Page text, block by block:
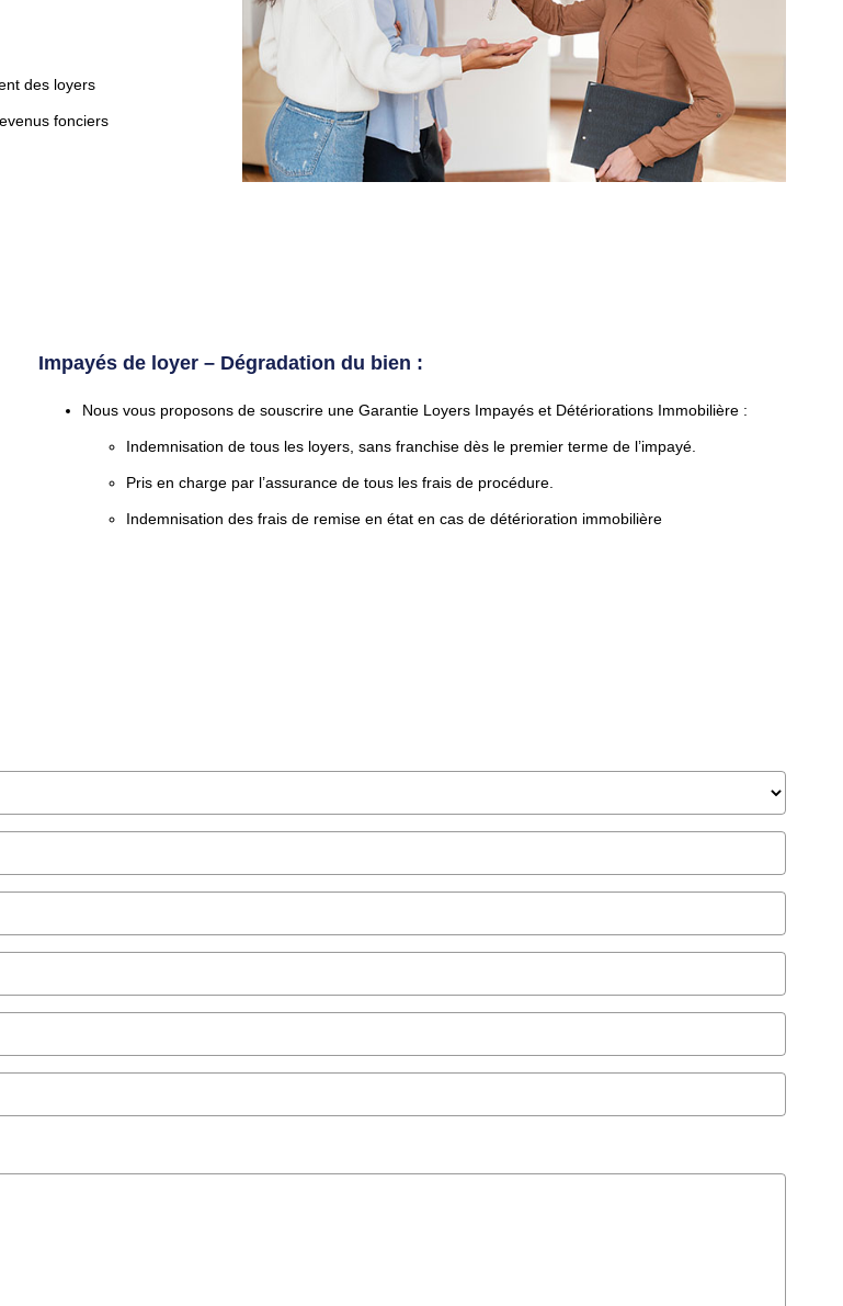
des loyers
fonciers
Impayés de loyer – Dégradation du bien :
Nous vous proposons de souscrire une Garantie Loyers Impayés et Détériorations Immobilière :
Indemnisation de tous les loyers, sans franchise dès le premier terme de l’impayé.
Pris en charge par l’assurance de tous les frais de procédure.
Indemnisation des frais de remise en état en cas de détérioration immobilière